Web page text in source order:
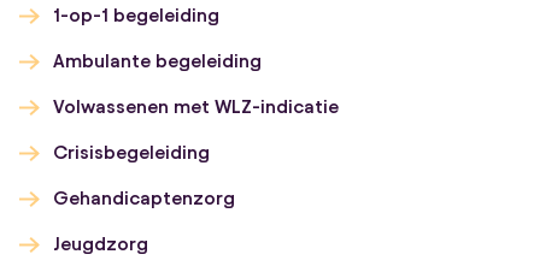
1-op-1 begeleiding
Ambulante begeleiding
Volwassenen met WLZ-indicatie
Crisisbegeleiding
Gehandicaptenzorg
Jeugdzorg